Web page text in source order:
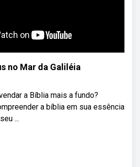
no Mar da Galiléia
a Bíblia mais a fundo?
a bíblia em sua essência
...